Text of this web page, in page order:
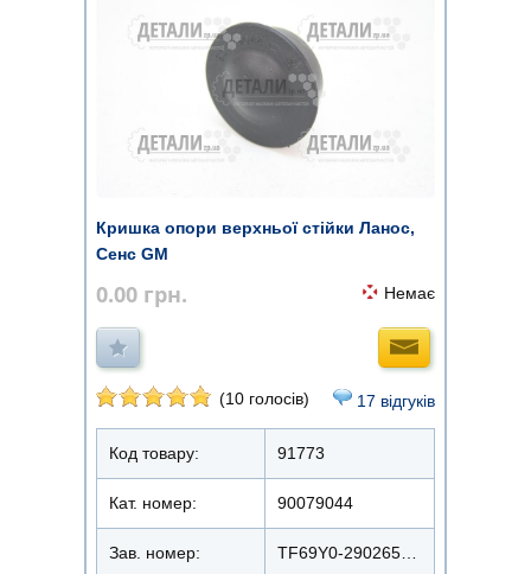
Кришка опори верхньої стійки Ланос,
Сенс GM
0.00 грн. Немає
(10 голосів) 17 відгуків
Код товару: 91773
Кат. номер: 90079044
Зав. номер: TF69Y0-2902653/90079044